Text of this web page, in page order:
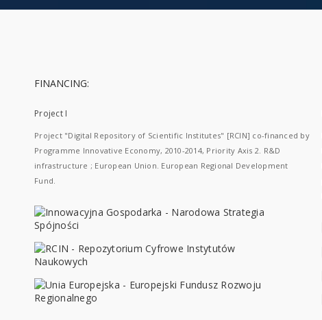
FINANCING:
Project I
Project "Digital Repository of Scientific Institutes" [RCIN] co-financed by
Programme Innovative Economy, 2010-2014, Priority Axis 2. R&D
infrastructure ; European Union. European Regional Development
Fund.